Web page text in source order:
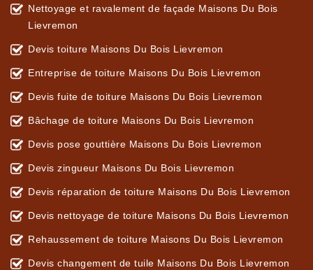
Nettoyage et ravalement de façade Maisons Du Bois
Lievremon
Devis toiture Maisons Du Bois Lievremon
Entreprise de toiture Maisons Du Bois Lievremon
Devis fuite de toiture Maisons Du Bois Lievremon
Bâchage de toiture Maisons Du Bois Lievremon
Devis pose gouttière Maisons Du Bois Lievremon
Devis zingueur Maisons Du Bois Lievremon
Devis réparation de toiture Maisons Du Bois Lievremon
Devis nettoyage de toiture Maisons Du Bois Lievremon
Rehaussement de toiture Maisons Du Bois Lievremon
Devis changement de tuile Maisons Du Bois Lievremon